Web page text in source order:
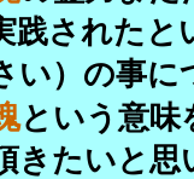
践されたと
い）の事
という意味
きたいと思